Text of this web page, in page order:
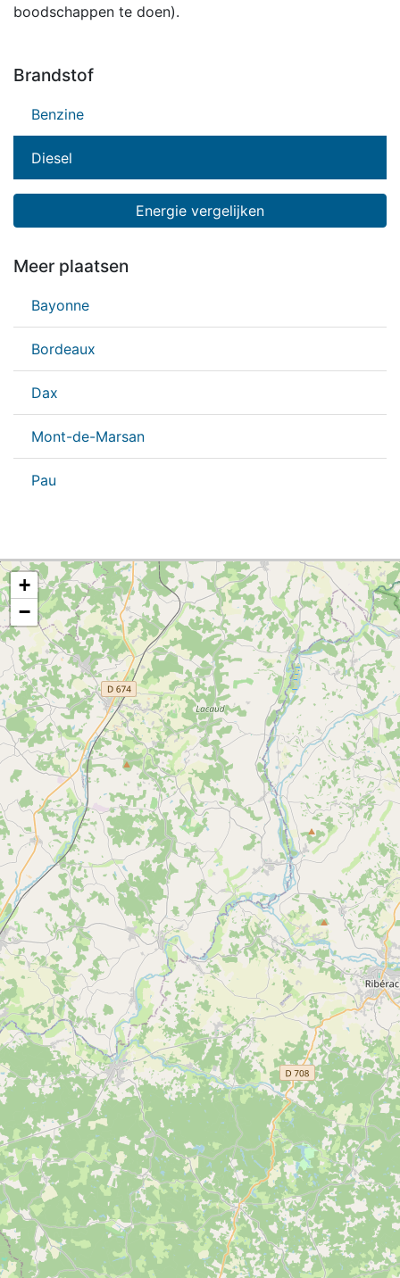
boodschappen te doen).
Brandstof
Benzine
Diesel
Energie vergelijken
Meer plaatsen
Bayonne
Bordeaux
Dax
Mont-de-Marsan
Pau
+
−